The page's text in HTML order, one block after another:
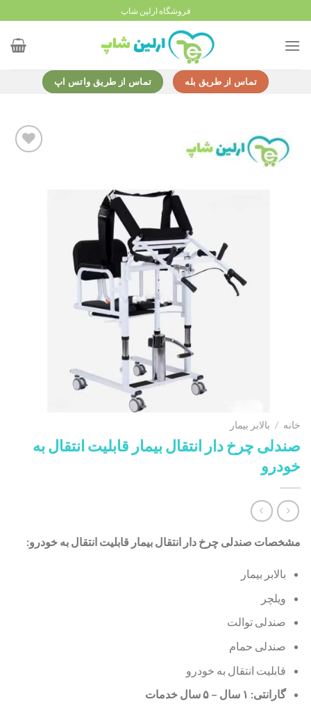
to
content
فروشگاه ارلین شاپ
تماس از طریق بله تماس از طریق واتس اپ
خانه / بالابر بیمار
صندلی چرخ دار انتقال بیمار قابلیت انتقال به
خودرو
مشخصات صندلی چرخ دار انتقال بیمار قابلیت انتقال به خودرو:
بالابر بیمار
ویلچر
صندلی توالت
صندلی حمام
قابلیت انتقال به خودرو
گارانتی: ۱ سال – ۵ سال خدمات